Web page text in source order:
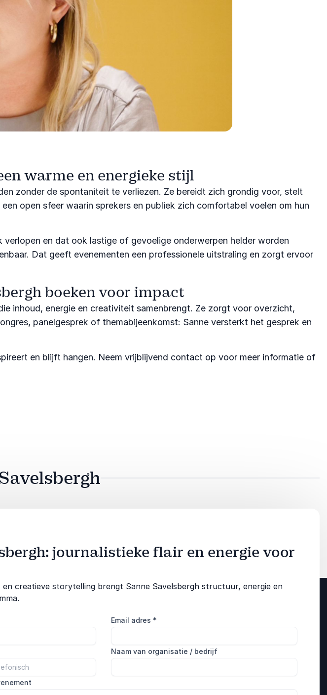
warme en energieke stijl
zonder de spontaniteit te verliezen. Ze bereidt zich grondig voor, stelt
open sfeer waarin sprekers en publiek zich comfortabel voelen om hun
en dat ook lastige of gevoelige onderwerpen helder worden
Dat geeft evenementen een professionele uitstraling en zorgt ervoor
boeken voor impact
inhoud, energie en creativiteit samenbrengt. Ze zorgt voor overzicht,
panelgesprek of themabijeenkomst: Sanne versterkt het gesprek en
en blijft hangen. Neem vrijblijvend contact op voor meer informatie of
journalistieke flair en energie voor
creatieve storytelling brengt Sanne Savelsbergh structuur, energie en
Email adres *
Naam van organisatie / bedrijf